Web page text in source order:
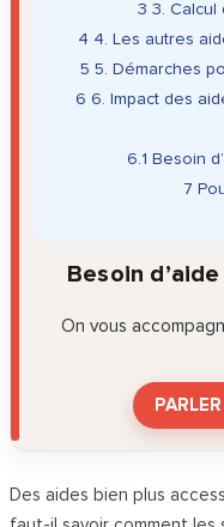
3 3.
4 4. Les autres
5 5. Démarches
6 6. Impact des
6.1 Besoin
7
Besoin
On vous
Des aides bien plus